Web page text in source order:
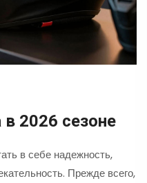
2026 сезоне
в себе надежность,
Прежде всего,